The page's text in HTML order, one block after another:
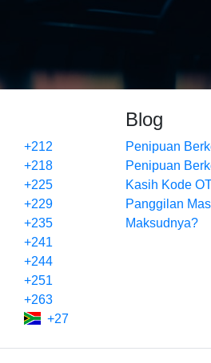
+212
+218
+225
+229
+235
+241
+244
+251
+263
+27
Blog
Penipuan
Penipuan
Kasih Kode
Panggilan
Maksudnya?